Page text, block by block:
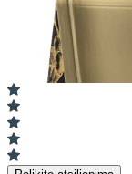
Item
1
of
1